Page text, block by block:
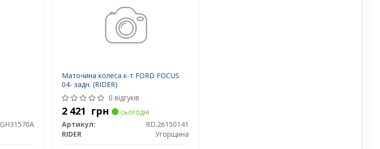
GH31570A
Маточина колеса к-т FORD FOCUS
04- задн. (RIDER)
0 відгуків
2 421 грн
сьогодні
Артикул:
RD.26150141
RIDER
Угорщина